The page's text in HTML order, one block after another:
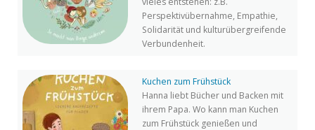
Perspektivübernahme, Empathie,
Solidarität und kulturübergreifende
Verbundenheit.
Kuchen zum Frühstück
Hanna liebt Bücher und Backen mit
ihrem Papa. Wo kann man Kuchen
zum Frühstück genießen und